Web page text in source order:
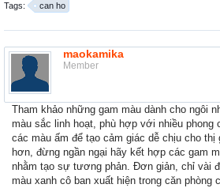
Tags: can ho
maokamika
Member
Tham khảo những gam màu dành cho ngôi
màu sắc linh hoạt, phù hợp với nhiều
các màu ấm để tạo cảm giác dễ chịu cho
hơn, đừng ngần ngại hãy kết hợp các gam
nhằm tạo sự tương phản. Đơn giản, chỉ vài
màu xanh cô ban xuất hiện trong căn phòng